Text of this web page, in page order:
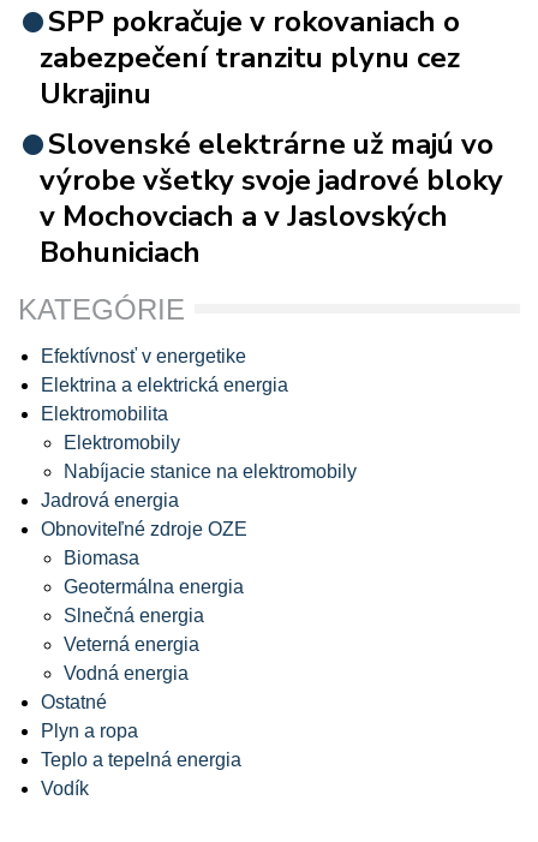
SPP pokračuje v rokovaniach o
zabezpečení tranzitu plynu cez
Ukrajinu
Slovenské elektrárne už majú vo
výrobe všetky svoje jadrové bloky
v Mochovciach a v Jaslovských
Bohuniciach
KATEGÓRIE
Efektívnosť v energetike
Elektrina a elektrická energia
Elektromobilita
Elektromobily
Nabíjacie stanice na elektromobily
Jadrová energia
Obnoviteľné zdroje OZE
Biomasa
Geotermálna energia
Slnečná energia
Veterná energia
Vodná energia
Ostatné
Plyn a ropa
Teplo a tepelná energia
Vodík